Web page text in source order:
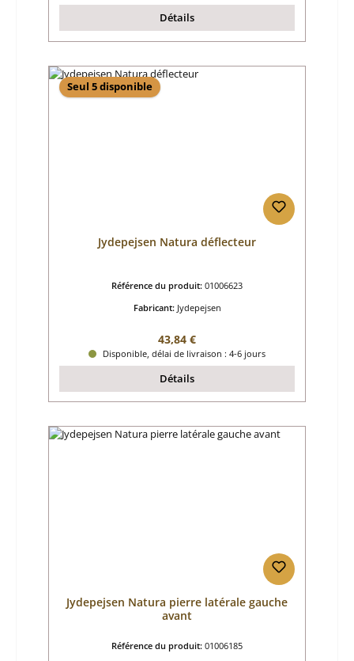
Détails
Seul 5 disponible
Jydepejsen Natura déflecteur
Référence du produit: 01006623
Fabricant: Jydepejsen
Prix régulier :
43,84 €
Disponible, délai de livraison : 4-6 jours
Détails
Jydepejsen Natura pierre latérale gauche
avant
Référence du produit: 01006185